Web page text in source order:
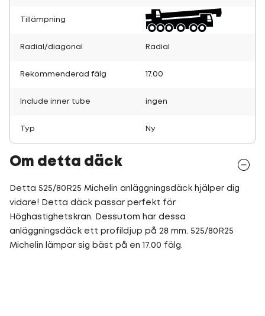
Tillämpning
Radial/diagonal Radial
Rekommenderad fälg 17.00
Include inner tube ingen
Typ Ny
Om detta däck
Detta 525/80R25 Michelin anläggningsdäck hjälper dig
vidare! Detta däck passar perfekt för
Höghastighetskran. Dessutom har dessa
anläggningsdäck ett profildjup på 28 mm. 525/80R25
Michelin lämpar sig bäst på en 17.00 fälg.